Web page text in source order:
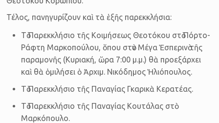
Τέλος, πανηγυρίζουν καὶ τὰ ἑξῆς παρεκκλήσια:
Τὸ Παρεκκλήσιο τῆς Κοιμήσεως Θεοτόκου στὸ Πόρτο-
Ράφτη Μαρκοπούλου, ὅπου στὸν Μέγα Ἑσπερινὸ τῆς
παραμονῆς (Κυριακή, ὥρα 7:00 μ.μ.) θὰ προεξάρχει
καὶ θὰ ὁμιλήσει ὁ Ἀρχιμ. Νικόδημος Ἡλιόπουλος.
Τὸ Παρεκκλήσιο τῆς Παναγίας Γκαρικὰ Κερατέας.
Τὸ Παρεκκλήσιο τῆς Παναγίας Κουτάλας στὸ
Μαρκόπουλο.